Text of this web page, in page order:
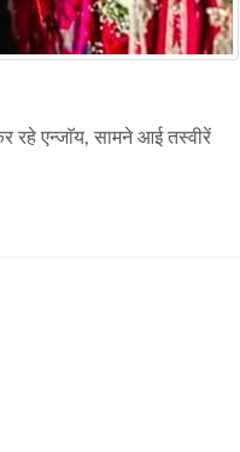
रहे एन्जाॅय, सामने आई तस्वीरें